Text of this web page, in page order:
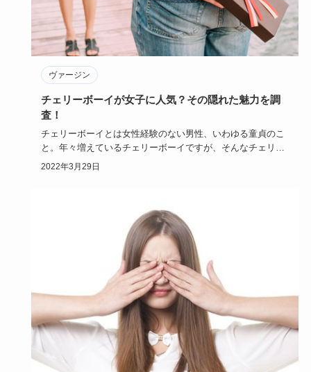
ヴァージン
チェリーボーイが女子に人気？その隠れた魅力を調
査！
チェリーボーイとは女性経験のない男性、いわゆる童貞のこ
と。年々増えているチェリーボーイですが、そんなチェリー
ボーイが今、女…
2022年3月29日